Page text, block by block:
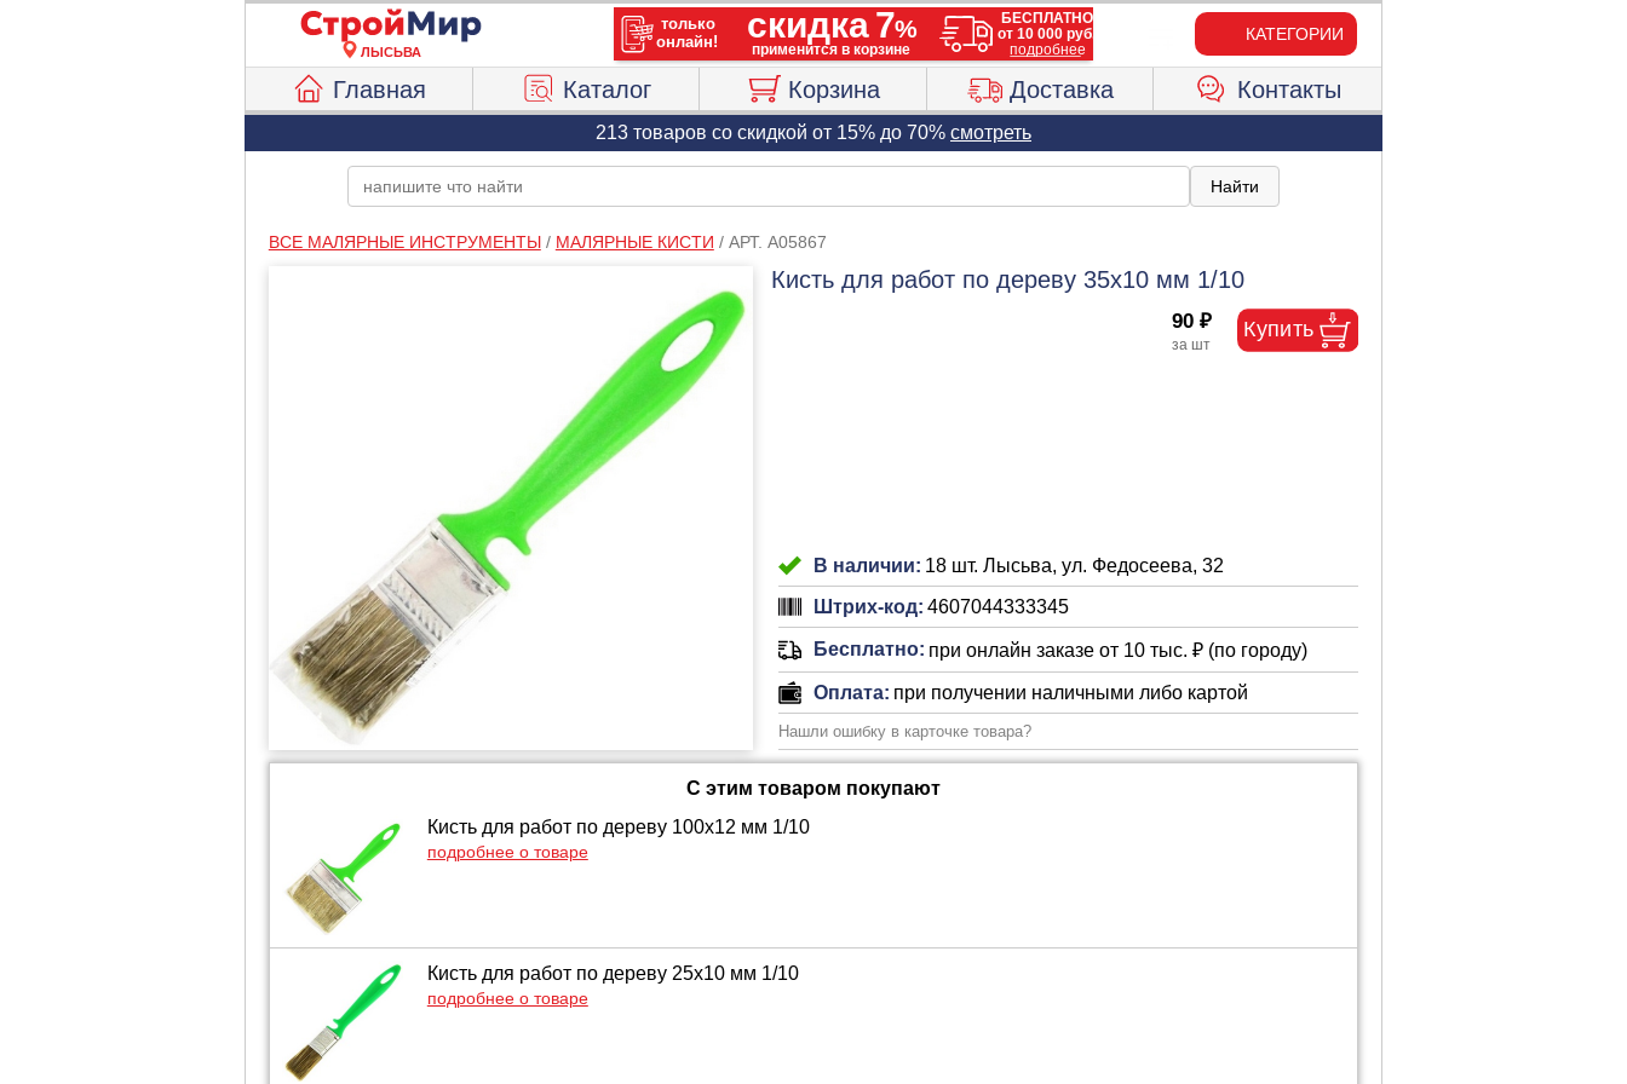
ЛЫСЬВА
КАТЕГОРИИ
Главная Каталог Корзина Доставка Контакты
213 товаров со скидкой от 15% до 70% смотреть
ВСЕ МАЛЯРНЫЕ ИНСТРУМЕНТЫ/ МАЛЯРНЫЕ КИСТИ / АРТ. A05867
Кисть для работ по дереву 35х10 мм 1/10
90 ₽
В наличии: 18 шт. Лысьва, ул. Федосеева, 32
Штрих-код: 4607044333345
Бесплатно: при онлайн заказе от 10 тыс. ₽ (по городу)
Оплата: при получении наличными либо картой
Нашли ошибку в карточке товара?
С этим товаром покупают
Кисть для работ по дереву 100х12 мм 1/10
подробнее о товаре
Кисть для работ по дереву 25х10 мм 1/10
подробнее о товаре